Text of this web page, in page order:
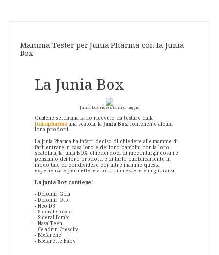
Mamma Tester per Junia Pharma con la Junia
Box
La Junia Box
Junia box ricevuta in omaggio
Qualche settimana fa ho ricevuto da testare dalla
Juniapharma una scatola, la Junia Box contenente alcuni
loro prodotti.
La Junia Pharma ha infatti deciso di chiedere alle mamme di
farli entrare in casa loro e dei loro bambini con la loro
scatolina, la Junia BOX, chiedendoci di raccontargli cosa ne
pensiamo dei loro prodotti e di farlo pubblicamente in
modo tale da condividere con altre mamme questa
esperienza e permettere a loro di crescere e migliorarsi.
La Junia Box contiene:
- Dolomir Gola
- Dolomir Oto
- Neo D3
- Sideral Gocce
- Sideral Bimbi
- NasalTeen
- Celadrin Crescita
- Blefarene
- Blefarette Baby